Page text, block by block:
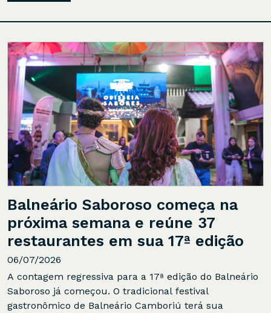
Balneário Saboroso começa na
próxima semana e reúne 37
restaurantes em sua 17ª edição
06/07/2026
A contagem regressiva para a 17ª edição do Balneário
Saboroso já começou. O tradicional festival
gastronômico de Balneário Camboriú terá sua